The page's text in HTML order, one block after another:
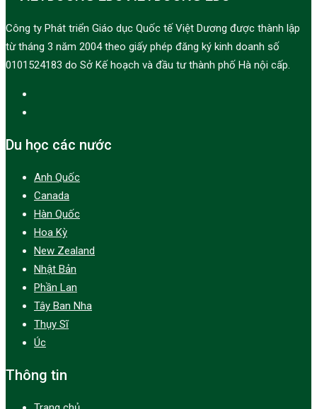
Công ty Phát triển Giáo dục Quốc tế Việt Dương được thành lập
từ tháng 3 năm 2004 theo giấy phép đăng ký kinh doanh số
0101524183 do Sở Kế hoạch và đầu tư thành phố Hà nội cấp.
Du học các nước
Anh Quốc
Canada
Hàn Quốc
Hoa Kỳ
New Zealand
Nhật Bản
Phần Lan
Tây Ban Nha
Thụy Sĩ
Úc
Thông tin